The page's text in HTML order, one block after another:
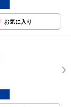
お気に入り